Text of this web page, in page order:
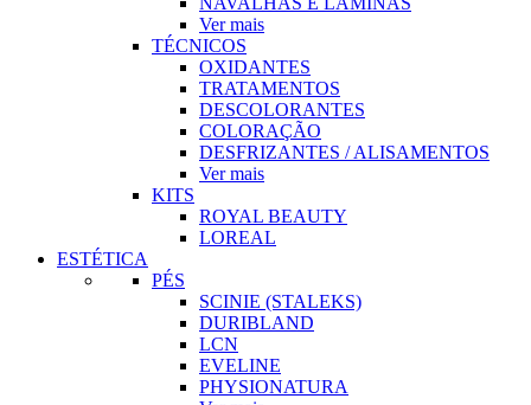
Ver mais
TÉCNICOS
OXIDANTES
TRATAMENTOS
DESCOLORANTES
COLORAÇÃO
DESFRIZANTES / ALISAMENTOS
Ver mais
KITS
ROYAL BEAUTY
LOREAL
ESTÉTICA
PÉS
SCINIE (STALEKS)
DURIBLAND
LCN
EVELINE
PHYSIONATURA